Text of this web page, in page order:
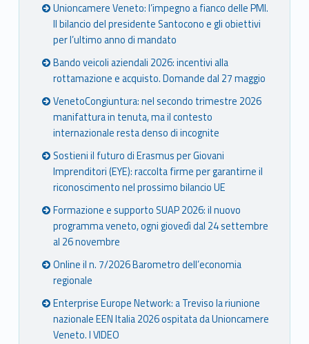
Unioncamere Veneto: l’impegno a fianco delle PMI.
Il bilancio del presidente Santocono e gli obiettivi
per l’ultimo anno di mandato
Bando veicoli aziendali 2026: incentivi alla
rottamazione e acquisto. Domande dal 27 maggio
VenetoCongiuntura: nel secondo trimestre 2026
manifattura in tenuta, ma il contesto
internazionale resta denso di incognite
Sostieni il futuro di Erasmus per Giovani
Imprenditori (EYE): raccolta firme per garantirne il
riconoscimento nel prossimo bilancio UE
Formazione e supporto SUAP 2026: il nuovo
programma veneto, ogni giovedì dal 24 settembre
al 26 novembre
Online il n. 7/2026 Barometro dell’economia
regionale
Enterprise Europe Network: a Treviso la riunione
nazionale EEN Italia 2026 ospitata da Unioncamere
Veneto. I VIDEO